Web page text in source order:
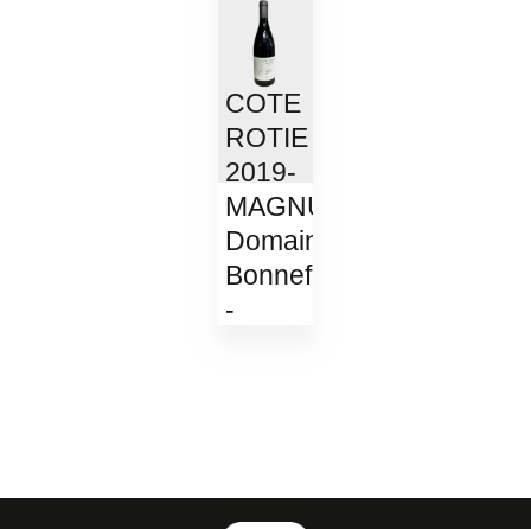
COTE
ROTIE
2019-
MAGNUM-
Domaine
Bonnefond
-